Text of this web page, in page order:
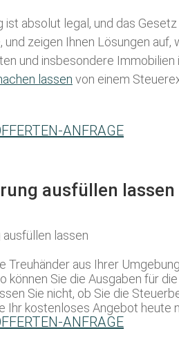
ist absolut legal, und das
und zeigen Ihnen Lösungen
und insbesondere
lassen von einem
ANFRAGE
ausfüllen
Treuhänder aus Ihrer
können Sie die Ausgaben für
Sie nicht, ob Sie die
Ihr kostenloses Angebot heute
ANFRAGE